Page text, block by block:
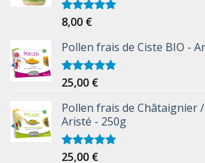
Note5.00
8,00 €
Pollen frais de Ciste BIO -
Note5.00
25,00 €
Pollen frais de Châtaignier
Aristé - 250g
Note5.00
25,00 €